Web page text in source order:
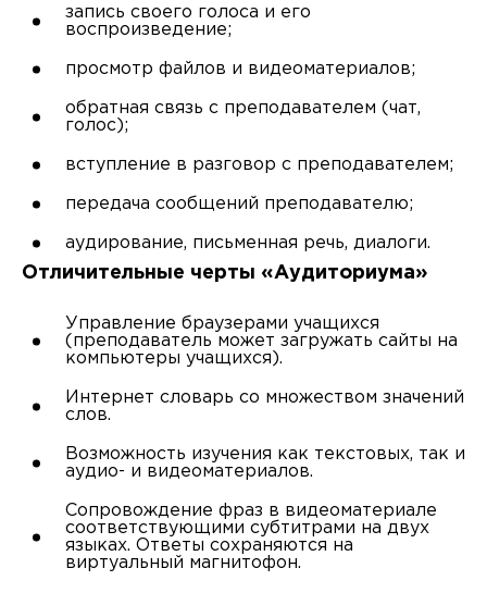
запись своего голоса и его
воспроизведение;
просмотр файлов и видеоматериалов;
обратная связь с преподавателем (чат,
голос);
вступление в разговор с преподавателем;
передача сообщений преподавателю;
аудирование, письменная речь, диалоги.
Отличительные черты «Аудиториума»
Управление браузерами учащихся
(преподаватель может загружать сайты на
компьютеры учащихся).
Интернет словарь со множеством значений
слов.
Возможность изучения как текстовых, так и
аудио- и видеоматериалов.
Сопровождение фраз в видеоматериале
соответствующими субтитрами на двух
языках. Ответы сохраняются на
виртуальный магнитофон.